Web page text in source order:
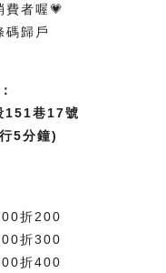
費者喔💗
碼歸戶
151巷17號
5分鐘)
折200
折300
折400